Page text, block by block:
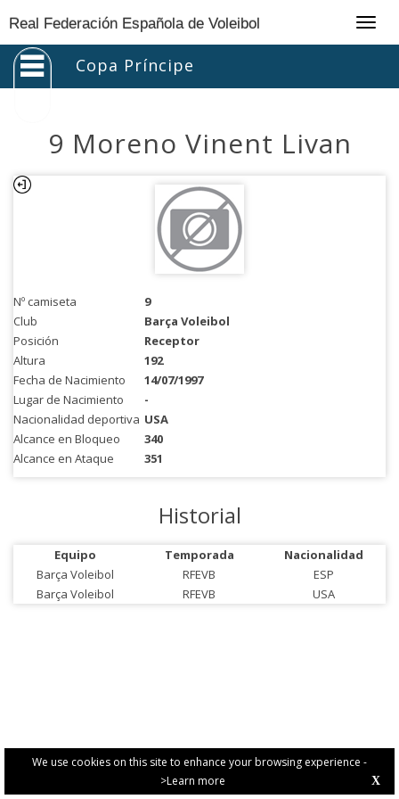
We use cookies on this site to enhance your browsing experience -
>Learn more
X
Real Federación Española de Voleibol
Copa Príncipe
9 Moreno Vinent Livan
Nº camiseta
9
Club
Barça Voleibol
Posición
Receptor
Altura
192
Fecha de Nacimiento
14/07/1997
Lugar de Nacimiento
-
Nacionalidad deportiva USA
Alcance en Bloqueo
340
Alcance en Ataque
351
Historial
Equipo Temporada
Nacionalidad
Barça Voleibol
RFEVB
ESP
Barça Voleibol
RFEVB USA